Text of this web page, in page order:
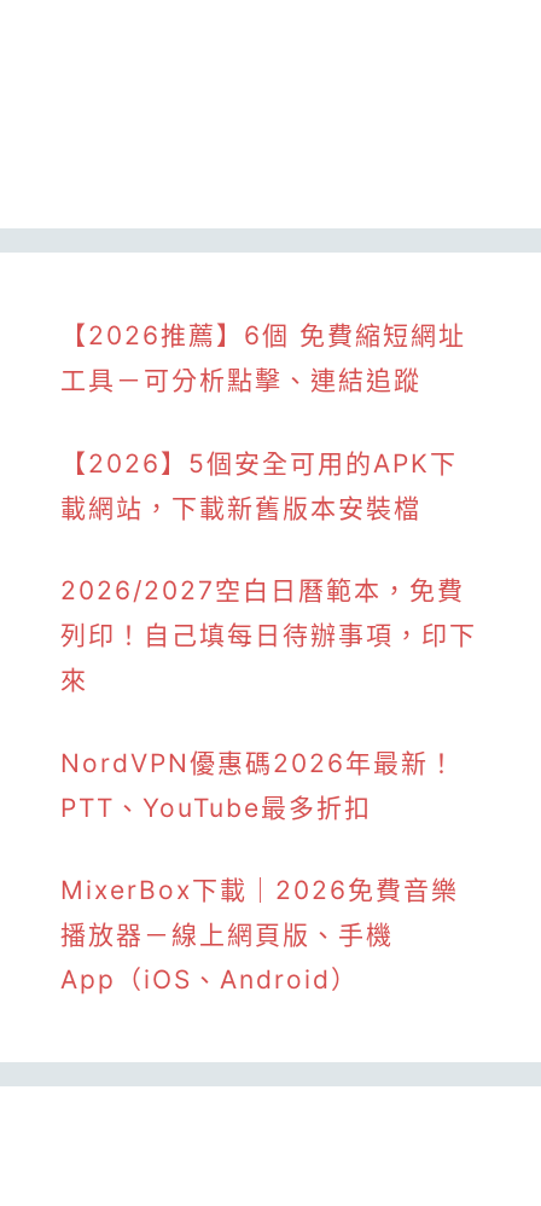
【2026推薦】6個 免費縮短網址
工具－可分析點擊、連結追蹤
【2026】5個安全可用的APK下
載網站，下載新舊版本安裝檔
2026/2027空白日曆範本，免費
列印！自己填每日待辦事項，印下
來
NordVPN優惠碼2026年最新！
PTT、YouTube最多折扣
MixerBox下載｜2026免費音樂
播放器－線上網頁版、手機
App（iOS、Android）